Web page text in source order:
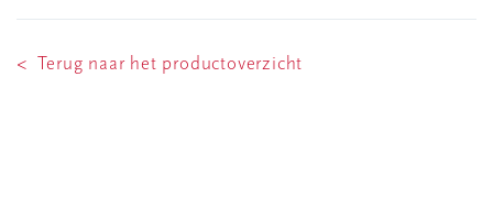
< Terug naar het productoverzicht